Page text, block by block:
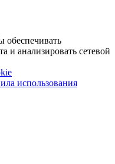
и анализировать сетевой
использования